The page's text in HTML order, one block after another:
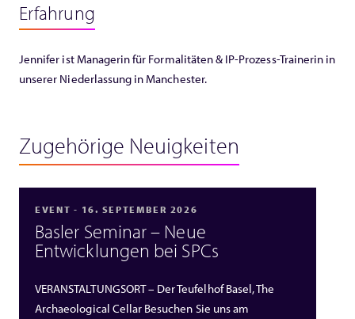
Erfahrung
Jennifer ist Managerin für Formalitäten & IP-Prozess-Trainerin in
unserer Niederlassung in Manchester.
Zugehörige Neuigkeiten
EVENT - 16. SEPTEMBER 2026
Basler Seminar – Neue
Entwicklungen bei SPCs
VERANSTALTUNGSORT – Der Teufelhof Basel, The
Archaeological Cellar Besuchen Sie uns am